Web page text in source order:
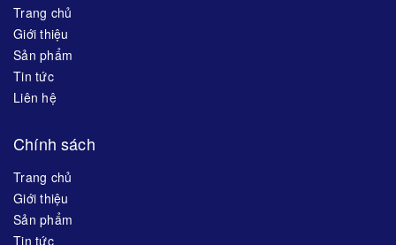
Trang chủ
Giới thiệu
Sản phẩm
Tin tức
Liên hệ
Chính sách
Trang chủ
Giới thiệu
Sản phẩm
Tin tức